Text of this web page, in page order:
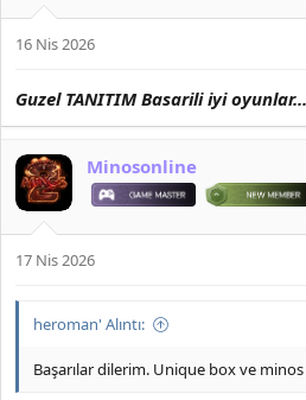
16 Nis 2026
Guzel TANITIM Basarili iyi
Minosonline
17 Nis 2026
heroman' Alıntı:
Başarılar dilerim. Unique box ve